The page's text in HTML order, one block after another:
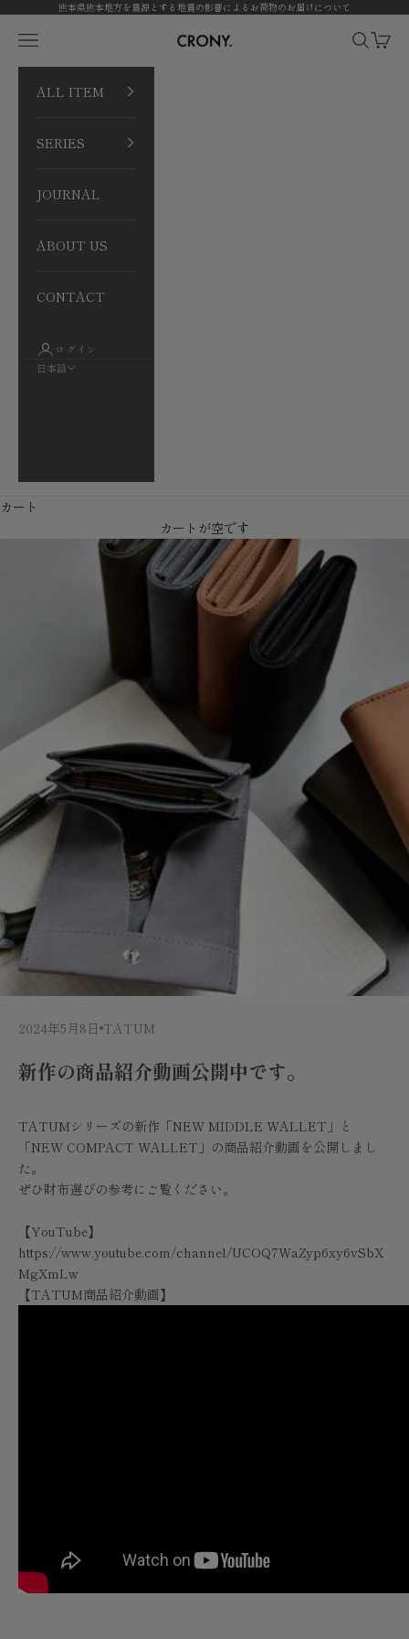
コンテンツへスキップ
熊本県熊本地方を震源とする地震の影響によるお荷物のお届けについて
CRONY. ONLINE
メニューを開く 検索を開
カー
ALL ITEM
SERIES
JOURNAL
ABOUT US
CONTACT
ログイン
日本語
カート
カートが空です
2024年5月8日 TATUM
新作の商品紹介動画公開中です。
TATUMシリーズの新作「NEW MIDDLE WALLET」と
「NEW COMPACT WALLET」の商品紹介動画を公開しまし
た。
ぜひ財布選びの参考にご覧ください。
【YouTube】
https://www.youtube.com/channel/UCOQ7WaZyp6xy6vSbX
MgXmLw
【TATUM商品紹介動画】